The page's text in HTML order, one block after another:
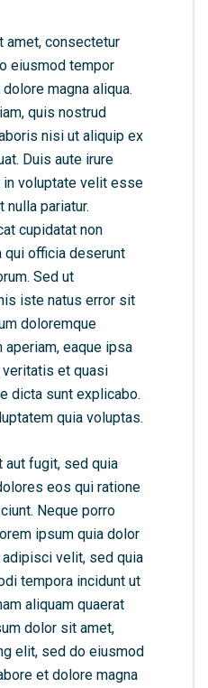
amet, consectetur
eiusmod tempor
magna aliqua.
quis nostrud
nisi ut aliquip ex
Duis aute irure
voluptate velit esse
pariatur.
cupidatat non
qui officia deserunt
Sed ut
iste natus error sit
doloremque
aperiam, eaque ipsa
et quasi
dicta sunt explicabo.
quia voluptas.
aut fugit, sed quia
eos qui ratione
Neque porro
ipsum quia dolor
velit, sed quia
tempora incidunt ut
aliquam quaerat
dolor sit amet,
elit, sed do eiusmod
et dolore magna